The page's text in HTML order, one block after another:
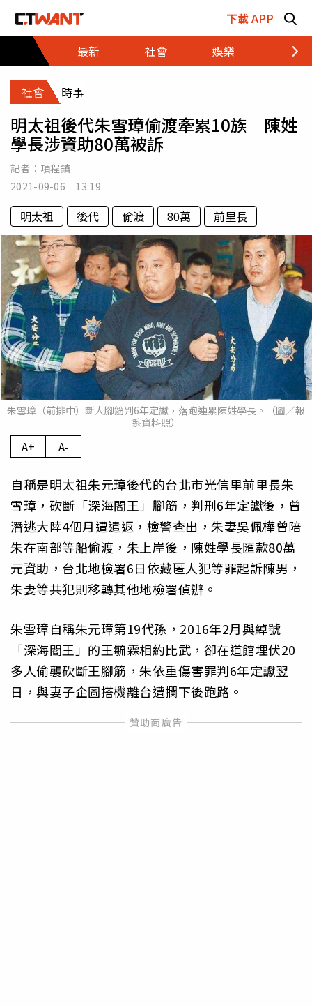
下載 APP
最新
社會 娛樂 財經
社會 時事
明太祖後代朱雪璋偷渡牽累10族 陳姓
學長涉資助80萬被訴
記者： 項程鎮
2021-09-06 13:19
明太祖 後代 偷渡 80萬 前里長
朱雪璋（前排中）斷人腳筋判6年定讞，落跑連累陳姓學長。（圖／報
系資料照）
A+ A-
自稱是明太祖朱元璋後代的台北市光信里前里長朱
雪璋，砍斷「深海閻王」腳筋，判刑6年定讞後，曾
潛逃大陸4個月遭遣返，檢警查出，朱妻吳佩樺曾陪
朱在南部等船偷渡，朱上岸後，陳姓學長匯款80萬
元資助，台北地檢署6日依藏匿人犯等罪起訴陳男，
朱妻等共犯則移轉其他地檢署偵辦。
朱雪璋自稱朱元璋第19代孫，2016年2月與綽號
「深海閻王」的王毓霖相約比武，卻在道館埋伏20
多人偷襲砍斷王腳筋，朱依重傷害罪判6年定讞翌
日，與妻子企圖搭機離台遭攔下後跑路。